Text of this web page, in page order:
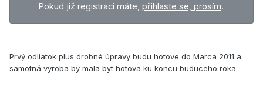
Pokud již registraci máte, přihlaste se, prosím.
Prvý odliatok plus drobné úpravy budu hotove do Marca 2011 a
samotná vyroba by mala byt hotova ku koncu buduceho roka.